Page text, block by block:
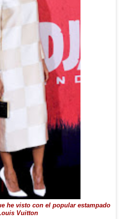
he visto con el popular estampado
Vuitton